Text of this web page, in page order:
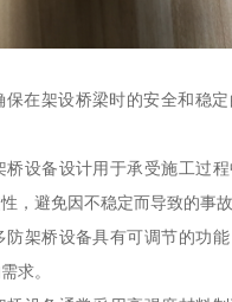
保在架设桥梁时的安全和稳
设备设计用于承受施工过
，避免因不稳定而导致的事故
架桥设备具有可调节的功
求。